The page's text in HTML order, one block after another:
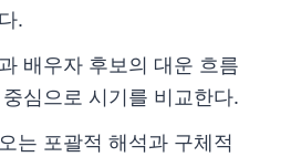
.
배우자 후보의 대운 흐름
심으로 시기를 비교한다.
는 포괄적 해석과 구체적